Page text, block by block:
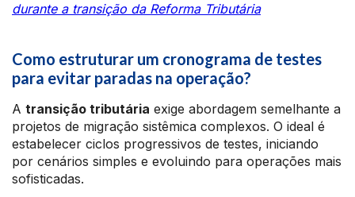
durante a transição da Reforma Tributária
Como estruturar um cronograma de testes
para evitar paradas na operação?
A transição tributária exige abordagem semelhante a
projetos de migração sistêmica complexos. O ideal é
estabelecer ciclos progressivos de testes, iniciando
por cenários simples e evoluindo para operações mais
sofisticadas.